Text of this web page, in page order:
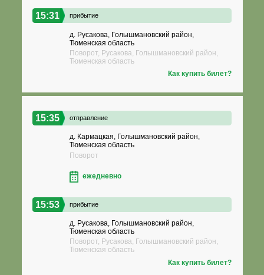
15:31 прибытие
д. Русакова, Голышмановский район,
Тюменская область
Поворот, Русакова, Голышмановский район,
Тюменская область
Как купить билет?
15:35 отправление
д. Кармацкая, Голышмановский район,
Тюменская область
Поворот
ежедневно
15:53 прибытие
д. Русакова, Голышмановский район,
Тюменская область
Поворот, Русакова, Голышмановский район,
Тюменская область
Как купить билет?